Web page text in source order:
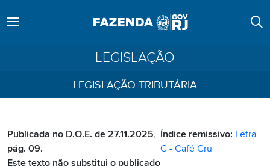
LEGISLAÇÃO
LEGISLAÇÃO TRIBUTÁRIA
Publicada no D.O.E. de 27.11.2025,
pág. 09.
Este texto não substitui o publicado
Índice remissivo: Letra
C - Café Cru